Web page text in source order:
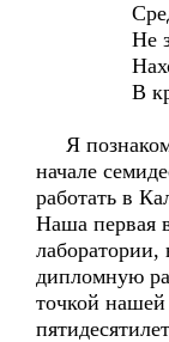
Средь
Не
В кругу
Я
начале
работать в
Наша первая
лаборатории,
дипломную
точкой